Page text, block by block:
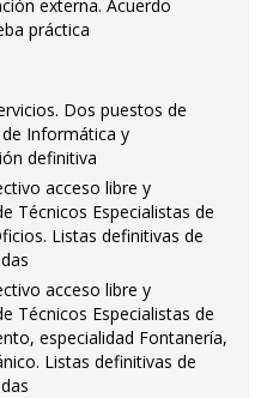
externa. Acuerdo
práctica
Dos puestos de
Informática y
definitiva
acceso libre y
Técnicos Especialistas de
Listas definitivas de
acceso libre y
Técnicos Especialistas de
especialidad Fontanería,
Listas definitivas de